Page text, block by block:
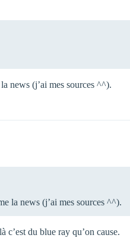
news (j’ai mes sources ^^).
la news (j’ai mes sources ^^).
c’est du blue ray qu’on cause.